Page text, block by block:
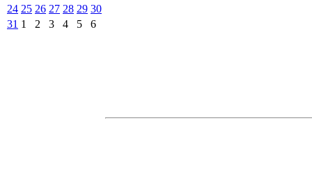
24 25 26 27 28 29 30
31 1 2 3 4 5 6